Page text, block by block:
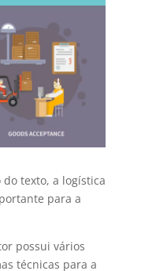
do texto, a logística
para a
possui vários
técnicas para a